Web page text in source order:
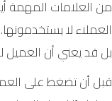
من العلامات المهمة
العملاء لا
بل قد يعني أن العميل
قبل أن تضغط على